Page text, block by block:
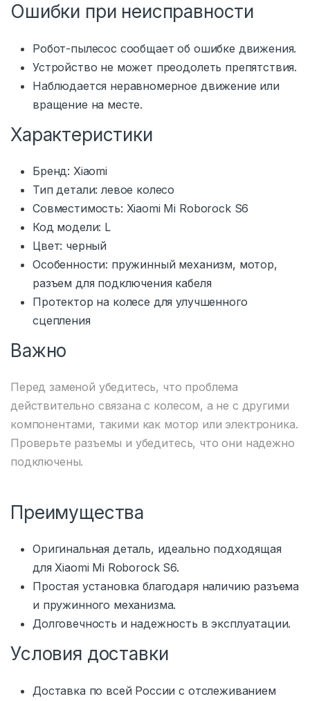
Ошибки при неисправности
Робот-пылесос сообщает об ошибке движения.
Устройство не может преодолеть препятствия.
Наблюдается неравномерное движение или
вращение на месте.
Характеристики
Бренд: Xiaomi
Тип детали: левое колесо
Совместимость: Xiaomi Mi Roborock S6
Код модели: L
Цвет: черный
Особенности: пружинный механизм, мотор,
разъем для подключения кабеля
Протектор на колесе для улучшенного
сцепления
Важно
Перед заменой убедитесь, что проблема
действительно связана с колесом, а не с другими
компонентами, такими как мотор или электроника.
Проверьте разъемы и убедитесь, что они надежно
подключены.
Преимущества
Оригинальная деталь, идеально подходящая
для Xiaomi Mi Roborock S6.
Простая установка благодаря наличию разъема
и пружинного механизма.
Долговечность и надежность в эксплуатации.
Условия доставки
Доставка по всей России с отслеживанием